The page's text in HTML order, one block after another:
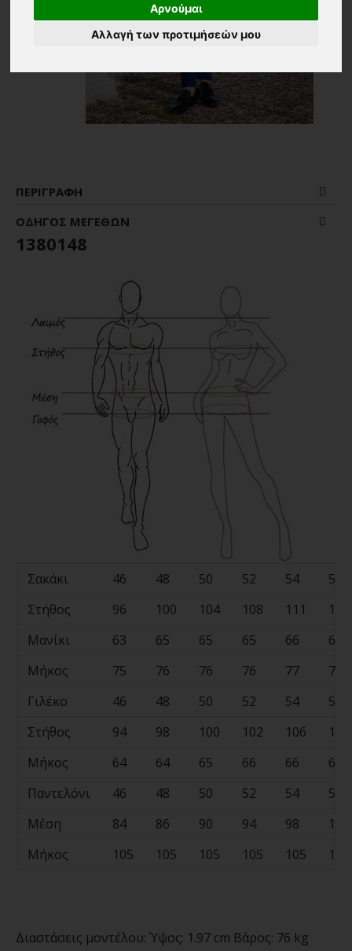
Αρνούμαι
Αλλαγή των προτιμήσεών μου
ΠΕΡΙΓΡΑΦΉ
ΟΔΗΓΌΣ ΜΕΓΕΘΏΝ
1380148
Σακάκι 46 48 50 52 54
56
Στήθος
96 100 104 108 111
114
Μανίκι
63 65 65 65 66
67
Μήκος
75 76 76 76 77
78
Γιλέκο
46 48 50 52 54
56
Στήθος
94 98 100 102 106
110
Μήκος
64 64 65 66 66
67
Παντελόνι
46 48 50 52 54
56
Μέση
84 86 90 94 98
102
Μήκος
105 105 105 105 105 105
Διαστάσεις μοντέλου: Ύψος: 1.97 cm Βάρος: 76 kg